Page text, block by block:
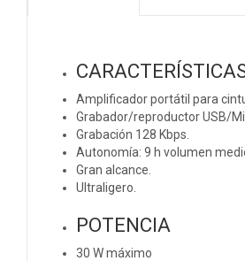
Amplificador portátil para
Grabador/reproductor USB/
Grabación 128 Kbps.
Autonomía: 9 h volumen
Gran alcance.
Ultraligero.
POTENCIA
30 W máximo